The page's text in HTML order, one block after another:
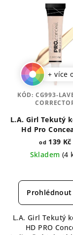
+ více
L.A. Girl Tekutý
Hd Pro
od 139 Kč
Skladem (4
z
5
L.A. Girl Tekutý
HD PRO
KÓD: CG993-